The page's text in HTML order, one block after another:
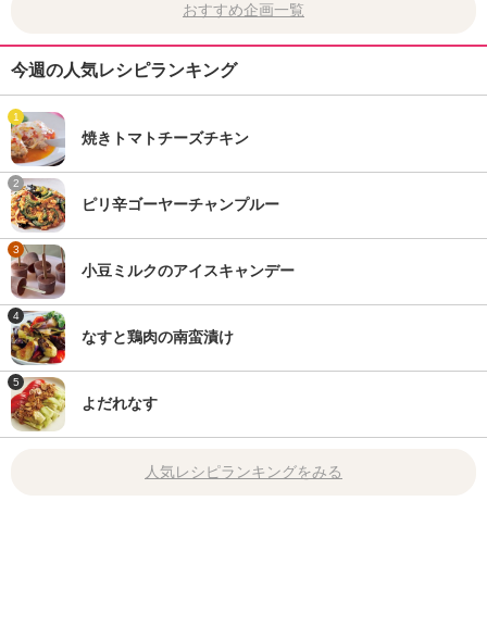
おすすめ企画一覧
今週の人気レシピランキング
1
焼きトマトチーズチキン
2
ピリ辛ゴーヤーチャンプルー
3
小豆ミルクのアイスキャンデー
4
なすと鶏肉の南蛮漬け
5
よだれなす
人気レシピランキングをみる